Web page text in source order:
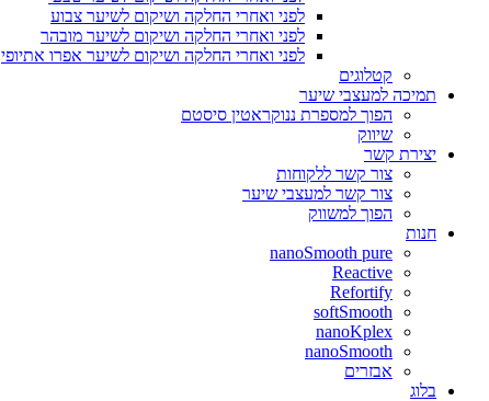
לפני ואחרי החלקה ושיקום לשיער צבוע
לפני ואחרי החלקה ושיקום לשיער מובהר
לפני ואחרי החלקה ושיקום לשיער אפרו אתיופי
קטלוגים
תמיכה למעצבי שיער
הפוך למספרת ננוקראטין סיסטם
שיווק
יצירת קשר
צור קשר ללקוחות
צור קשר למעצבי שיער
הפוך למשווק
חנות
nanoSmooth pure
Reactive
Refortify
softSmooth
nanoKplex
nanoSmooth
אבזרים
בלוג